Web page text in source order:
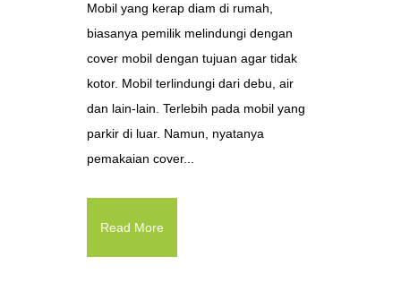
Mobil yang kerap diam di rumah,
biasanya pemilik melindungi dengan
cover mobil dengan tujuan agar tidak
kotor. Mobil terlindungi dari debu, air
dan lain-lain. Terlebih pada mobil yang
parkir di luar. Namun, nyatanya
pemakaian cover...
Read More